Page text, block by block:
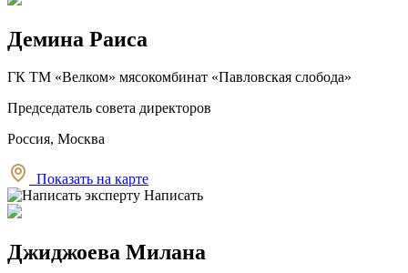
Демина Раиса
ГК ТМ «Велком» мясокомбинат «Павловская слобода»
Председатель совета директоров
Россия, Москва
Показать на карте
Написать
Джиджоева Милана